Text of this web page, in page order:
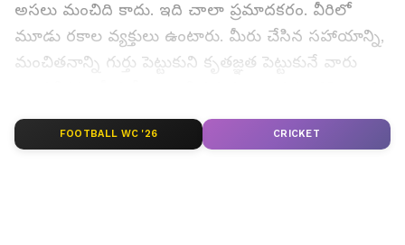
అసలు మంచిది కాదు. ఇది చాలా ప్రమాదకరం. వీరిలో
మూడు రకాల వ్యక్తులు ఉంటారు. మీరు చేసిన సహాయాన్ని,
మంచితనాన్ని గుర్తు పెట్టుకుని కృతజ్ఞత పెట్టుకునే వారు
గుర్తు పెట్టుకుంటారు. రెండో రకం వారు..సహయం
తీసుకుంటారు, మనుషులను ఉపయోగించుకుంటారు. కానీ
FOOTBALL WC '26 CRICKET